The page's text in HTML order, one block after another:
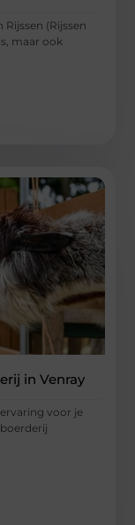
(Rijssen
maar ook
in Venray
voor je